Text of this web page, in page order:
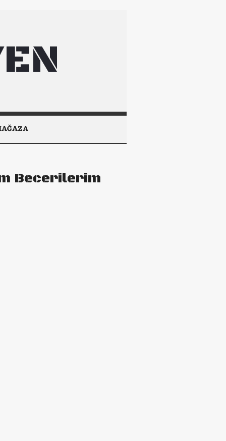
Becerilerim